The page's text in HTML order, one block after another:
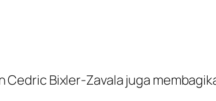
Cedric Bixler-Zavala juga